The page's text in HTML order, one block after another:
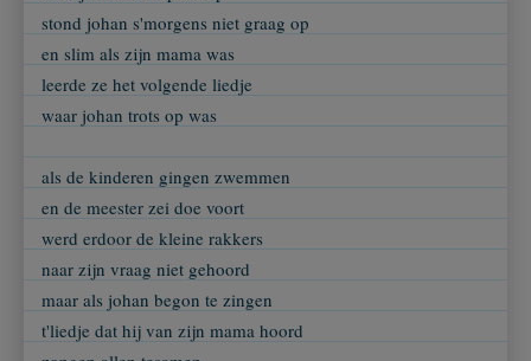
stond johan s'morgens niet graag op
en slim als zijn mama was
leerde ze het volgende liedje
waar johan trots op was
als de kinderen gingen zwemmen
en de meester zei doe voort
werd erdoor de kleine rakkers
naar zijn vraag niet gehoord
maar als johan begon te zingen
t'liedje dat hij van zijn mama hoord